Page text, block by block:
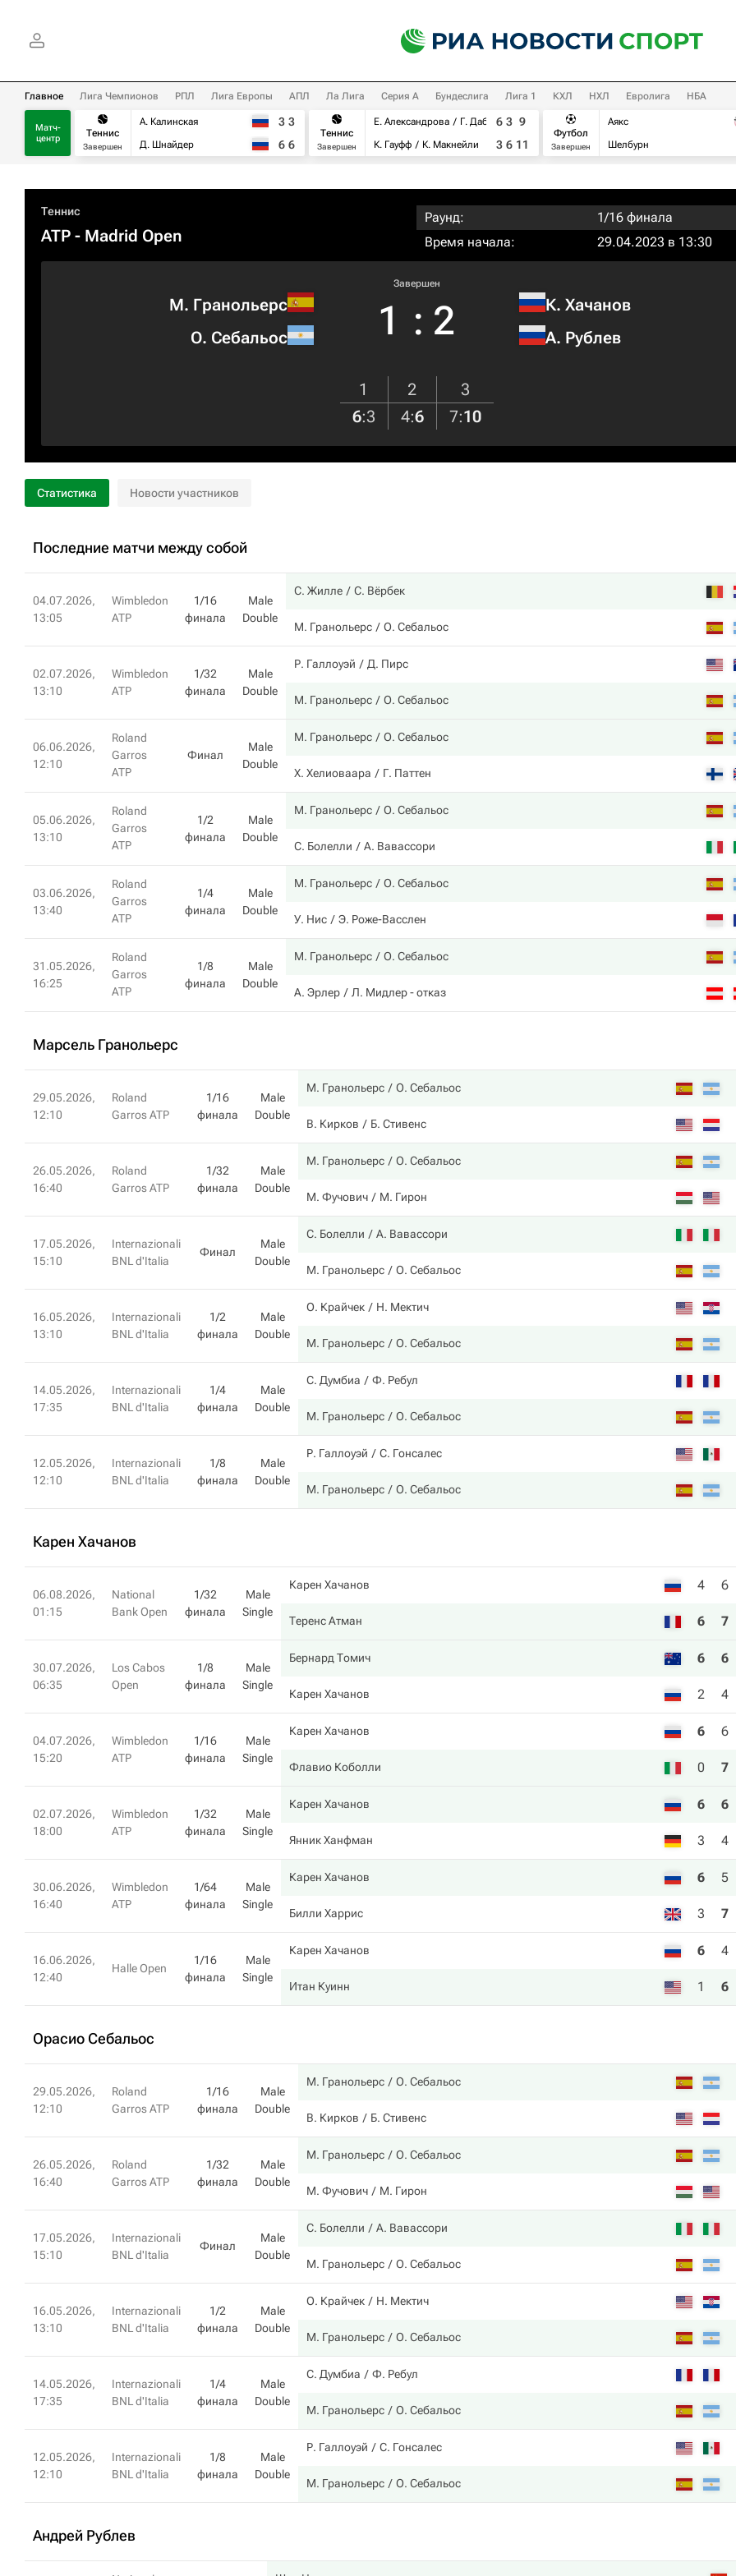
Главное Лига Чемпионов РПЛ Лига Европы АПЛ Ла Лига Серия А Бундеслига Лига 1 КХЛ НХЛ Евролига НБА
Матч-
центр
Теннис
Завершен
А. Калинская
Д. Шнайдер
3 3
6 6
Теннис
Завершен
Е. Александрова
Г. Дабровски
К. Гауфф
К. Макнейли
6 3 9
3 6 11
Футбол
Завершен
Аякс
Шелбурн
Теннис
ATP - Madrid Open
Раунд:
1/16 финала
Время начала:
29.04.2023 в 13:30
М. Гранольерс
О. Себальос
Завершен
1 : 2
К. Хачанов
А. Рублев
1 2
3
6:3 4:6 7:10
Статистика Новости участников
Последние матчи между собой
04.07.2026,
13:05
Wimbledon
ATP
1/16
финала
Male
Double
С. Жилле С. Вёрбек
М. Гранольерс О. Себальос
02.07.2026,
13:10
Wimbledon
ATP
1/32
финала
Male
Double
Р. Галлоуэй Д. Пирс
М. Гранольерс О. Себальос
06.06.2026,
12:10
Roland
Garros
ATP
Финал
Male
Double
М. Гранольерс О. Себальос
Х. Хелиоваара Г. Паттен
05.06.2026,
13:10
Roland
Garros
ATP
1/2
финала
Male
Double
М. Гранольерс О. Себальос
С. Болелли А. Вавассори
03.06.2026,
13:40
Roland
Garros
ATP
1/4
финала
Male
Double
М. Гранольерс О. Себальос
У. Нис Э. Роже-Васслен
31.05.2026,
16:25
Roland
Garros
ATP
1/8
финала
Male
Double
М. Гранольерс О. Себальос
А. Эрлер Л. Мидлер- отказ
Марсель Гранольерс
29.05.2026,
12:10
Roland
Garros ATP
1/16
финала
Male
Double
М. Гранольерс О. Себальос
В. Кирков Б. Стивенс
26.05.2026,
16:40
Roland
Garros ATP
1/32
финала
Male
Double
М. Гранольерс О. Себальос
М. Фучович М. Гирон
17.05.2026,
15:10
Internazionali
BNL d'Italia
Финал
Male
Double
С. Болелли А. Вавассори
М. Гранольерс О. Себальос
16.05.2026,
13:10
Internazionali
BNL d'Italia
1/2
финала
Male
Double
О. Крайчек Н. Мектич
М. Гранольерс О. Себальос
14.05.2026,
17:35
Internazionali
BNL d'Italia
1/4
финала
Male
Double
С. Думбиа Ф. Ребул
М. Гранольерс О. Себальос
12.05.2026,
12:10
Internazionali
BNL d'Italia
1/8
финала
Male
Double
Р. Галлоуэй С. Гонсалес
М. Гранольерс О. Себальос
Карен Хачанов
06.08.2026,
01:15
National
Bank Open
1/32
финала
Male
Single
Карен Хачанов 4 6
Теренс Атман 6 7
30.07.2026,
06:35
Los Cabos
Open
1/8
финала
Male
Single
Бернард Томич 6 6
Карен Хачанов 2 4
04.07.2026,
15:20
Wimbledon
ATP
1/16
финала
Male
Single
Карен Хачанов 6 6
Флавио Коболли 0 7
02.07.2026,
18:00
Wimbledon
ATP
1/32
финала
Male
Single
Карен Хачанов 6 6
Янник Ханфман 3 4
30.06.2026,
16:40
Wimbledon
ATP
1/64
финала
Male
Single
Карен Хачанов 6 5
Билли Харрис 3 7
16.06.2026,
12:40
Halle Open
1/16
финала
Male
Single
Карен Хачанов 6 4
Итан Куинн 1 6
Орасио Себальос
29.05.2026,
12:10
Roland
Garros ATP
1/16
финала
Male
Double
М. Гранольерс О. Себальос
В. Кирков Б. Стивенс
26.05.2026,
16:40
Roland
Garros ATP
1/32
финала
Male
Double
М. Гранольерс О. Себальос
М. Фучович М. Гирон
17.05.2026,
15:10
Internazionali
BNL d'Italia
Финал
Male
Double
С. Болелли А. Вавассори
М. Гранольерс О. Себальос
16.05.2026,
13:10
Internazionali
BNL d'Italia
1/2
финала
Male
Double
О. Крайчек Н. Мектич
М. Гранольерс О. Себальос
14.05.2026,
17:35
Internazionali
BNL d'Italia
1/4
финала
Male
Double
С. Думбиа Ф. Ребул
М. Гранольерс О. Себальос
12.05.2026,
12:10
Internazionali
BNL d'Italia
1/8
финала
Male
Double
Р. Галлоуэй С. Гонсалес
М. Гранольерс О. Себальос
Андрей Рублев